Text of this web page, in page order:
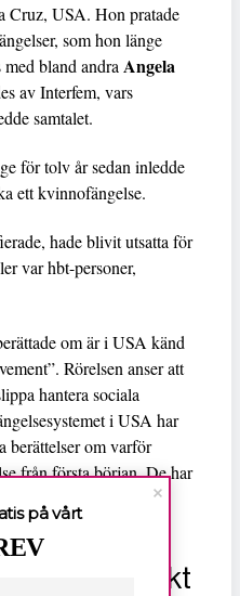
Cruz, USA. Hon pratade
som hon länge
bland andra Angela
av Interfem, vars
samtalet.
för tolv år sedan inledde
ett kvinnofängelse.
hade blivit utsatta för
var hbt-personer,
om är i USA känd
Rörelsen anser att
hantera sociala
i USA har
berättelser om varför
från första början. De har
människor att besöka
förstå makt
på vårt